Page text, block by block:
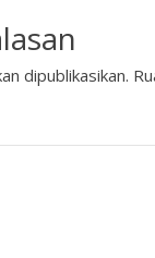
dipublikasikan.